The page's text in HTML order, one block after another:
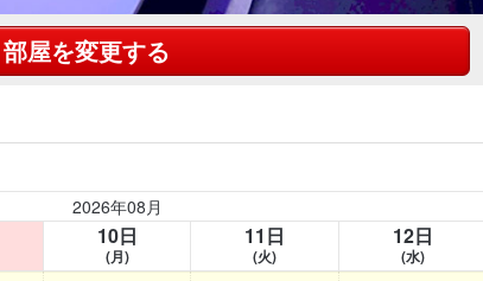
部屋を変更する
2026年08月
10日
(月)
11日
(火)
12日
(水)